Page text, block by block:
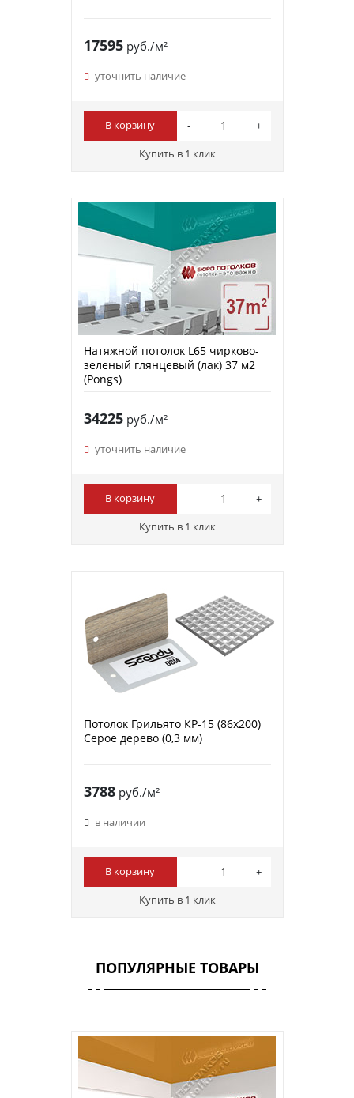
17595руб./м²
уточнить наличие
В корзину
Купить в 1 клик
Натяжной потолок L65 чирково-
зеленый глянцевый (лак) 37 м2
(Pongs)
34225руб./м²
уточнить наличие
В корзину
Купить в 1 клик
Потолок Грильято КР-15 (86х200)
Серое дерево (0,3 мм)
3788руб./м²
в наличии
В корзину
Купить в 1 клик
ПОПУЛЯРНЫЕ ТОВАРЫ